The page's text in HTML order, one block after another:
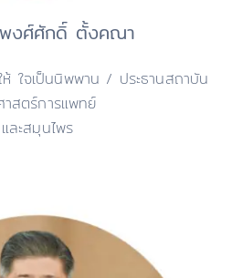
งศ์ศักดิ์ ตั้งคณา
ห้ ใจเป็นนิพพาน / ประธานสถาบัน
สตร์การแพทย์
และสมุนไพร